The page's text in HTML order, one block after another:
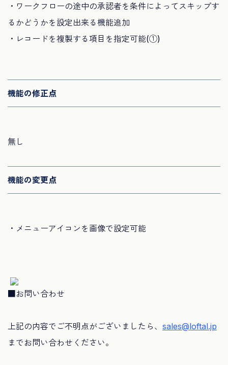
・ワークフローの途中の承認者を条件によってスキップす
るかどうかを設定出来る機能追加
・レコードを複製する項目を指定可能(①)
機能の修正点
無し
機能の変更点
・メニューアイコンを画像で設定可能
■お問い合わせ
上記の内容でご不明点がございましたら、 sales@loftal.jp
までお問い合わせください。